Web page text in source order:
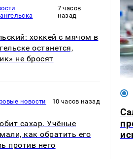
7 часов
назад
хоккей с мячом в
останется,
не бросят
новости 10 часов назад
сахар. Учёные
как обратить его
против него